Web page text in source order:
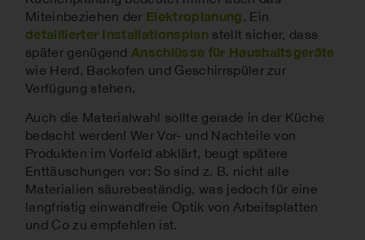
Miteinbeziehen der Elektroplanung. Ein
detaillierter Installationsplanstellt sicher, dass
später genügendAnschlüsse für Haushaltsgeräte
wie Herd, Backofen und Geschirrspüler zur
Verfügung stehen.
Auch die Materialwahl sollte gerade in der Küche
bedacht werden! Wer Vor- und Nachteile von
Produkten im Vorfeld abklärt, beugt spätere
Enttäuschungen vor: So sind z. B. nicht alle
Materialien säurebeständig, was jedoch für eine
langfristig einwandfreie Optik von Arbeitsplatten
und Co zu empfehlen ist.